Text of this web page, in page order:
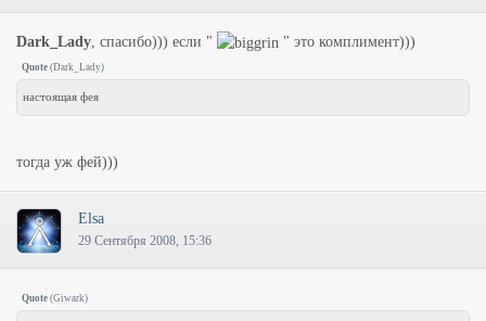
Dark_Lady, спасибо))) если " " это комплимент)))
Quote (Dark_Lady)
настоящая фея
тогда уж фей)))
Elsa
29 Сентября 2008, 15:36
Quote (Giwark)